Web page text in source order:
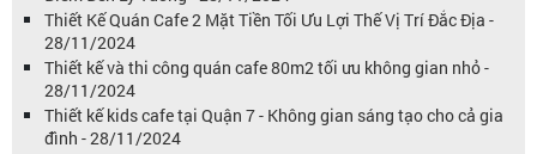
Thiết Kế Quán Cafe 2 Mặt Tiền Tối Ưu Lợi Thế Vị Trí Đắc Địa -
28/11/2024
Thiết kế và thi công quán cafe 80m2 tối ưu không gian nhỏ -
28/11/2024
Thiết kế kids cafe tại Quận 7 - Không gian sáng tạo cho cả gia
đình - 28/11/2024